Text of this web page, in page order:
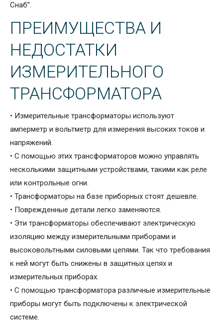
Снаб”.
ПРЕИМУЩЕСТВА И
НЕДОСТАТКИ
ИЗМЕРИТЕЛЬНОГО
ТРАНСФОРМАТОРА
• Измерительные трансформаторы используют
амперметр и вольтметр для измерения высоких токов и
напряжений.
• С помощью этих трансформаторов можно управлять
несколькими защитными устройствами, такими как реле
или контрольные огни.
• Трансформаторы на базе приборных стоят дешевле.
• Поврежденные детали легко заменяются.
• Эти трансформаторы обеспечивают электрическую
изоляцию между измерительными приборами и
высоковольтными силовыми цепями. Так что требования
к ней могут быть снижены в защитных цепях и
измерительных приборах.
• С помощью трансформатора различные измерительные
приборы могут быть подключены к электрической
системе.